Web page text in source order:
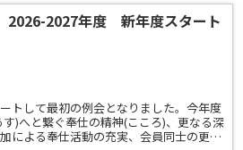
2026-2027年度 新年度スタート
トして最初の例会となりました。今年度
)へと繋ぐ奉仕の精神(こころ)、更なる深
による奉仕活動の充実、会員同士の更な